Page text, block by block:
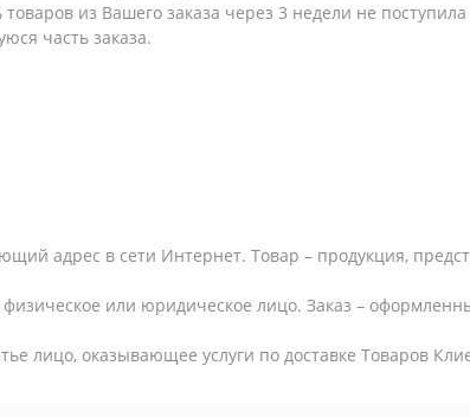
товаров из Вашего заказа через 3 недели не
часть заказа.
адрес в сети Интернет. Товар – продукция,
или юридическое лицо. Заказ –
лицо, оказывающее услуги по доставке Товаров